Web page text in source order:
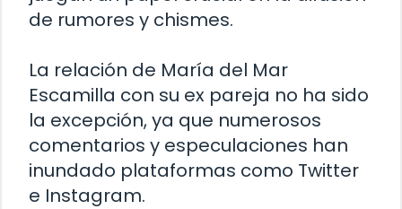
de rumores y chismes.
La relación de María del Mar
Escamilla con su ex pareja no ha sido
la excepción, ya que numerosos
comentarios y especulaciones han
inundado plataformas como Twitter
e Instagram.